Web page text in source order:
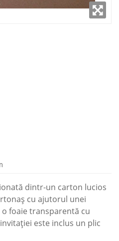
dintr-un carton lucios
cu ajutorul unei
foaie transparentă cu
este inclus un plic